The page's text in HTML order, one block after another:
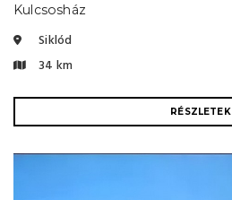
Kulcsosház
Siklód
34 km
RÉSZLETEK